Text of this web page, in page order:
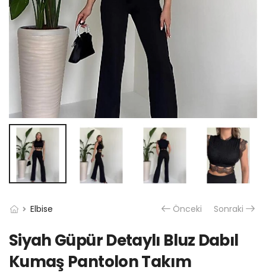
Elbise Önceki Sonraki
Siyah Güpür Detaylı Bluz Dabıl
Kumaş Pantolon Takım